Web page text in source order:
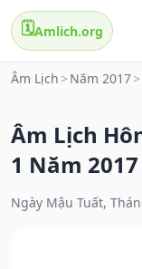
🗓️Amlich.org
Âm Lịch > Năm 2017>
Âm Lịch
1 Năm 2017
Ngày Mậu Tuất,